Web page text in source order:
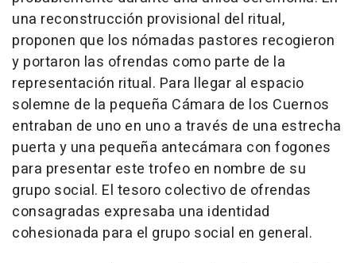
una reconstrucción provisional del ritual,
proponen que los nómadas pastores recogieron
y portaron las ofrendas como parte de la
representación ritual. Para llegar al espacio
solemne de la pequeña Cámara de los Cuernos
entraban de uno en uno a través de una estrecha
puerta y una pequeña antecámara con fogones
para presentar este trofeo en nombre de su
grupo social. El tesoro colectivo de ofrendas
consagradas expresaba una identidad
cohesionada para el grupo social en general.